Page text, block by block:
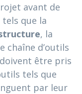
avant de
que la
, la
chaîne d’outils
être pris
tels que
par leur